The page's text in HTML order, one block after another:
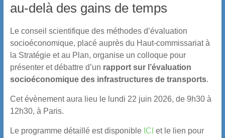
au-delà des gains de temps
Le conseil scientifique des méthodes d’évaluation
socioéconomique, placé auprès du Haut-commissariat à
la Stratégie et au Plan, organise un colloque pour
présenter et débattre d’un rapport sur l’évaluation
socioéconomique des infrastructures de transports.
Cet évènement aura lieu le lundi 22 juin 2026, de 9h30 à
12h30, à Paris.
Le programme détaillé est disponible ICI et le lien pour